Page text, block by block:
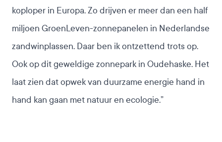
koploper in Europa. Zo drijven er meer dan een half
miljoen GroenLeven-zonnepanelen in Nederlandse
zandwinplassen. Daar ben ik ontzettend trots op.
Ook op dit geweldige zonnepark in Oudehaske. Het
laat zien dat opwek van duurzame energie hand in
hand kan gaan met natuur en ecologie.”